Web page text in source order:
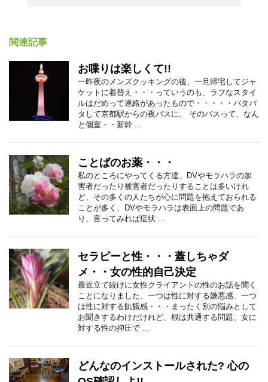
関連記事
お喋りは楽しくて!!
一昨夜のメンズクッキングの後、一旦帰宅してジャ
ケットに着替え・・・っていうのも、ラフなスタイ
ルはだめって連絡があったもので・・・・・バタバ
タして京都駅からの夜バスに。 そのバスって、なん
と個室・・新幹 ...
ことばのお薬・・・
私のところにやってくる方達、DVやモラハラの加
害者だったり被害者だったりすることは多いけれ
ど、その多くの人たちが心に問題を抱えておられる
ことが多く、DVやモラハラは表面上の問題であ
り、言ってみれば症状 ...
セラピーと性・・・蓋しちゃダ
メ・・女の性的自己決定
最近立て続けに女性クライアントの性のお話を聞く
ことになりました。一つは性に対する嫌悪感、一つ
は性に対する飢餓感・・・まったく別の悩みとして
お聞きするわけだけれど、根は共通する問題、女に
対する性の抑圧で ...
どんなのインストールされた? 心の